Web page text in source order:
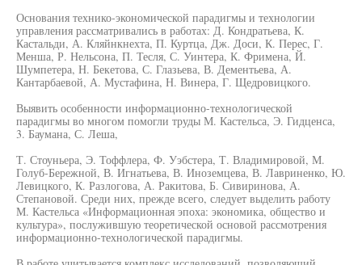
Основания технико-экономической парадигмы и технологии
управления рассматривались в работах: Д. Кондратьева, К.
Кастальди, А. Кляйнкнехта, П. Куртца, Дж. Доси, К. Перес, Г.
Менша, Р. Нельсона, П. Тесля, С. Уинтера, К. Фримена, Й.
Шумпетера, Н. Бекетова, С. Глазьева, В. Дементьева, А.
Кантарбаевой, А. Мустафина, Н. Винера, Г. Щедровицкого.
Выявить особенности информационно-технологической
парадигмы во многом помогли труды М. Кастельса, Э. Гидценса,
3. Баумана, С. Леша,
Т. Стоуньера, Э. Тоффлера, Ф. Уэбстера, Т. Владимировой, М.
Голуб-Бережной, В. Игнатьева, В. Иноземцева, В. Лавриненко, Ю.
Левицкого, К. Разлогова, А. Ракитова, Б. Сивиринова, А.
Степановой. Среди них, прежде всего, следует выделить работу
М. Кастельса «Информационная эпоха: экономика, общество и
культура», послужившую теоретической основой рассмотрения
информационно-технологической парадигмы.